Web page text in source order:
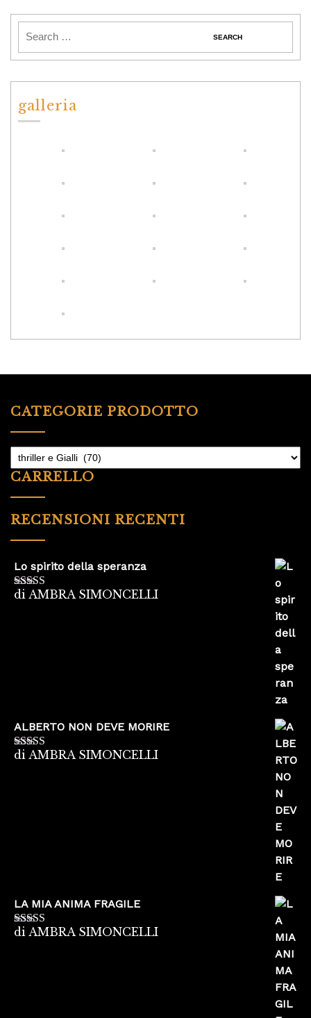
galleria
CATEGORIE PRODOTTO
CARRELLO
RECENSIONI RECENTI
Lo spirito della speranza
Valutato5su
di AMBRA SIMONCELLI
ALBERTO NON DEVE MORIRE
Valutato5su
di AMBRA SIMONCELLI
LA MIA ANIMA FRAGILE
Valutato5su
di AMBRA SIMONCELLI